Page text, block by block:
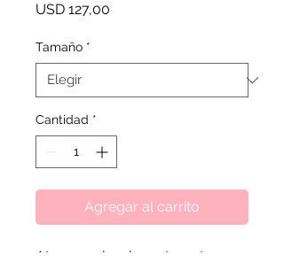
USD 127,00
Tamaño *
Cantidad *
Agregar al carrito
Atemporal y elegante, este